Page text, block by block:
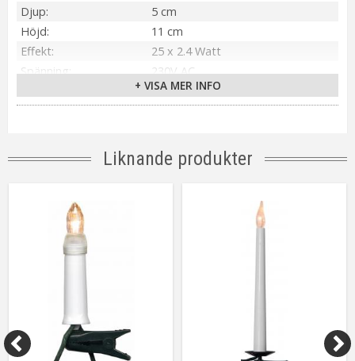
Djup
5 cm
Höjd
11 cm
Effekt
25 x 2.4 Watt
Spänning
230V AC
IP20
Material / Färg
Grön
E10
Varmvit
Kabellängd
150cm (anslutningskabel)
Spänning Ljuskälla
Övriga mått
+ VISA MER INFO
Liknande produkter